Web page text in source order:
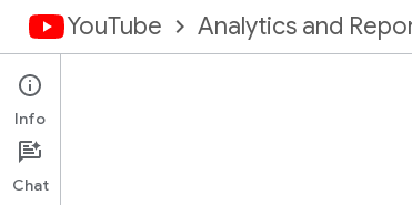
YouTube Analytics and
Info
Chat